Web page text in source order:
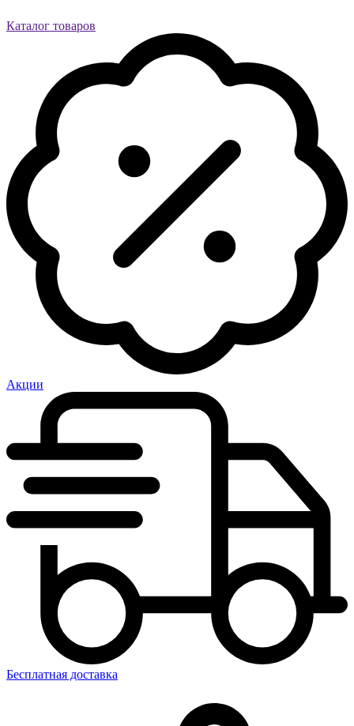
Каталог товаров
Акции
Бесплатная доставка